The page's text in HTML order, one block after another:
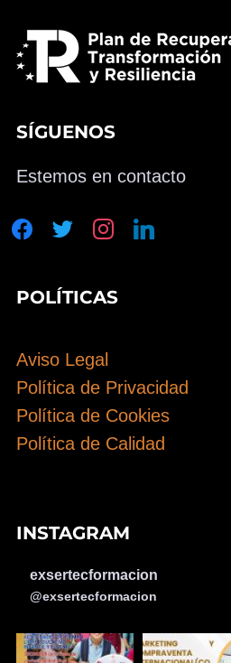
SÍGUENOS
Estemos en contacto
facebooktwitter instagramlinkedin
POLÍTICAS
Aviso Legal
Política de Privacidad
Política de Cookies
Política de Calidad
INSTAGRAM
exsertecformacion
@exsertecformacion